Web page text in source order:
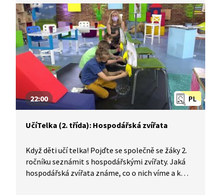
PL
22:00
UčíTelka (2. třída): Hospodářská zvířata
Když děti učí telka! Pojďte se společně se žáky 2.
ročníku seznámit s hospodářskými zvířaty. Jaká
hospodářská zvířata známe, co o nich víme a k